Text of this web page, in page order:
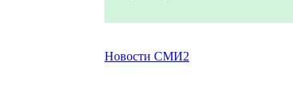
Новости СМИ2